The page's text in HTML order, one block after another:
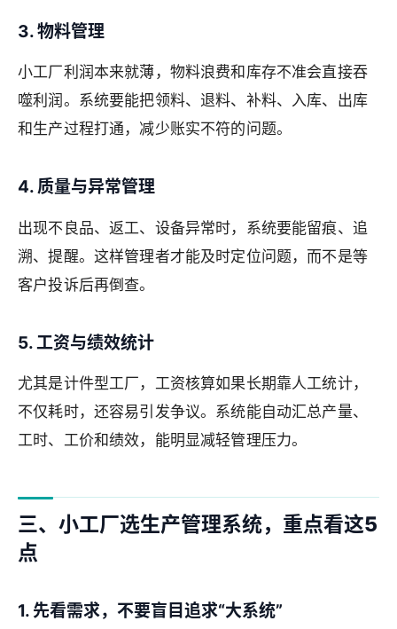
3. 物料管理
小工厂利润本来就薄，物料浪费和库存不准会直接吞
噬利润。系统要能把领料、退料、补料、入库、出库
和生产过程打通，减少账实不符的问题。
4. 质量与异常管理
出现不良品、返工、设备异常时，系统要能留痕、追
溯、提醒。这样管理者才能及时定位问题，而不是等
客户投诉后再倒查。
5. 工资与绩效统计
尤其是计件型工厂，工资核算如果长期靠人工统计，
不仅耗时，还容易引发争议。系统能自动汇总产量、
工时、工价和绩效，能明显减轻管理压力。
三、小工厂选生产管理系统，重点看这5
点
1. 先看需求，不要盲目追求“大系统”